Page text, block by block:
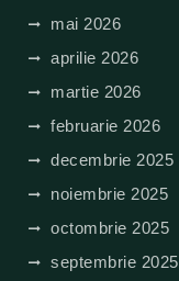
mai 2026
aprilie 2026
martie 2026
februarie 2026
decembrie 2025
noiembrie 2025
octombrie 2025
septembrie 2025